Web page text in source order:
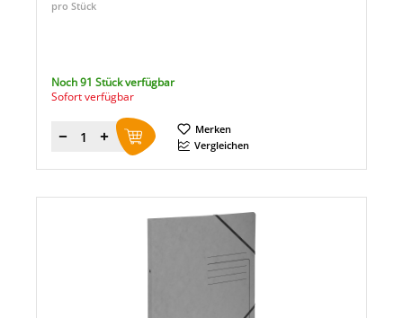
pro Stück
Noch 91 Stück verfügbar
Sofort verfügbar
Menge
Merken
Vergleichen